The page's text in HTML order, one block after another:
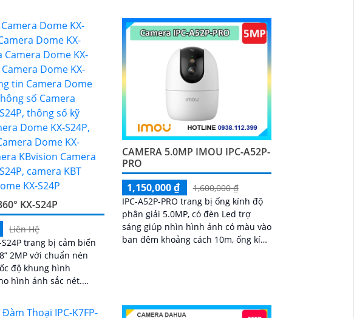
hiệu quả cho ngôi nhà
của bạn
KX-S24P
Liên Hệ
S24P trang bị cảm biến
2MP với chuẩn nén
độ khung hình
hình ảnh sắc nét.
CAMERA 5.0MP IMOU IPC-A52P-
PRO
1,150,000 ₫
1,600,000 ₫
IPC-A52P-PRO trang bị ống kính độ
phân giải 5.0MP, có đèn Led trợ
sáng giúp nhìn hình ảnh có màu vào
ban đêm khoảng cách 10m, ống kính